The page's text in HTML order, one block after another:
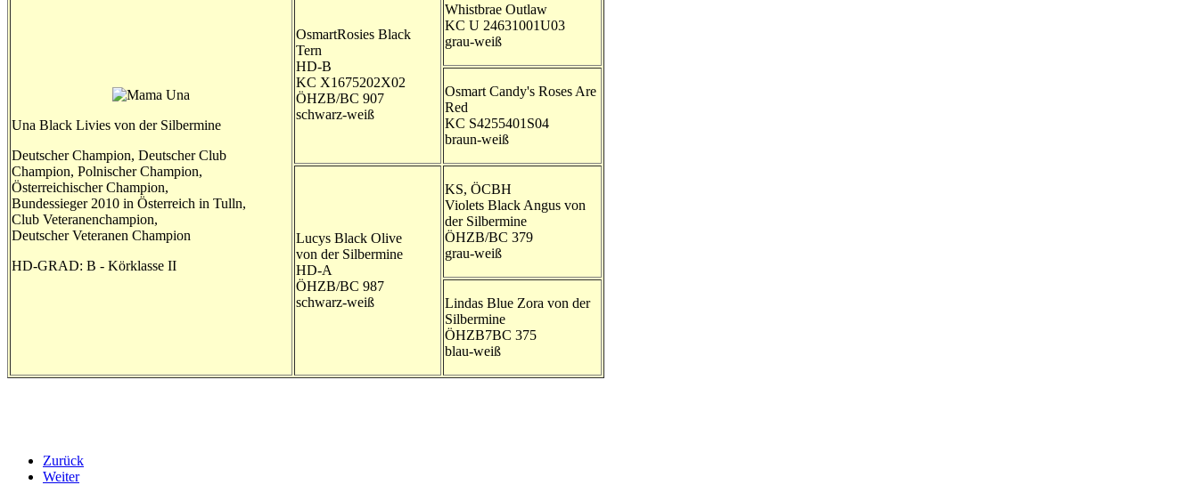
Una Black Livies von der Silbermine
Deutscher Champion, Deutscher Club
Champion, Polnischer Champion,
Österreichischer Champion,
Bundessieger 2010 in Österreich in Tulln,
Club Veteranenchampion,
Deutscher Veteranen Champion
HD-GRAD: B - Körklasse II
OsmartRosies Black
Tern
HD-B
KC X1675202X02
ÖHZB/BC 907
schwarz-weiß
Whistbrae Outlaw
KC U 24631001U03
grau-weiß
Osmart Candy's Roses Are
Red
KC S4255401S04
braun-weiß
Lucys Black Olive
von der Silbermine
HD-A
ÖHZB/BC 987
schwarz-weiß
KS, ÖCBH
Violets Black Angus von
der Silbermine
ÖHZB/BC 379
grau-weiß
Lindas Blue Zora von der
Silbermine
ÖHZB7BC 375
blau-weiß
Zurück
Weiter